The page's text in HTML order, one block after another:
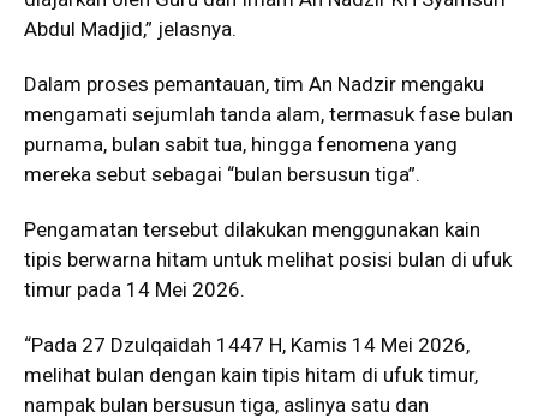
Abdul Madjid,” jelasnya.
Dalam proses pemantauan, tim An Nadzir mengaku
mengamati sejumlah tanda alam, termasuk fase bulan
purnama, bulan sabit tua, hingga fenomena yang
mereka sebut sebagai “bulan bersusun tiga”.
Pengamatan tersebut dilakukan menggunakan kain
tipis berwarna hitam untuk melihat posisi bulan di ufuk
timur pada 14 Mei 2026.
“Pada 27 Dzulqaidah 1447 H, Kamis 14 Mei 2026,
melihat bulan dengan kain tipis hitam di ufuk timur,
nampak bulan bersusun tiga, aslinya satu dan